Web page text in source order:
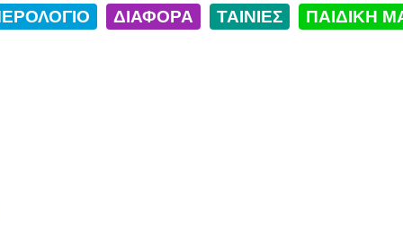
ΔΙΑΦΟΡΑ ΤΑΙΝΙΕΣ ΠΑΙΔΙΚΗ